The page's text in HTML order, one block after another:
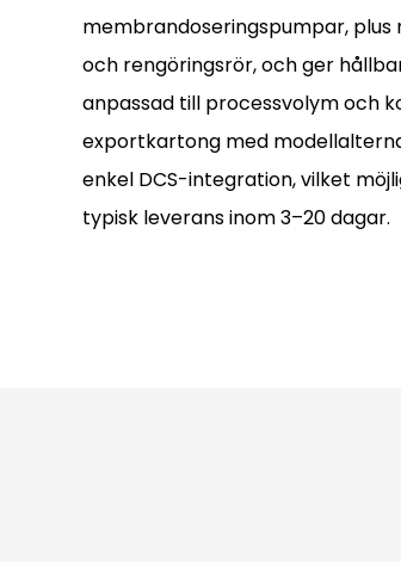
membrandoseringspumpar,
och rengöringsrör, och ger
anpassad till processvolym och
exportkartong med
enkel DCS-integration, vilket
typisk leverans inom 3–20 dagar.